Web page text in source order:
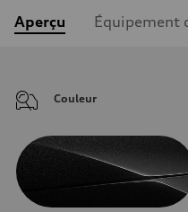
Aperçu Équipement
Couleur